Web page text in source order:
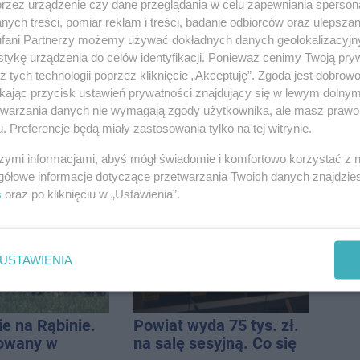
wakacje na
uczestników ruchu
wpadło w ręce policji.
Rekordzista miał 2,6
promila
w
- gdzie
nowych
Tour de Pologne. Tak 21
lat temu kolarze
startowali z
na Rąbinie.
w
Powiat wyda 75 tys. zł.
na salę sesyjną. Co się
urządzenie czy dane przeglądania w celu zapewniania
treści, pomiar reklam i treści, badanie odbiorców oraz
Partnerzy możemy używać dokładnych danych
urządzenia do celów identyfikacji. Ponieważ cenimy Twoją
tych technologii poprzez kliknięcie „Akceptuję”. Zgoda jest
przycisk ustawień prywatności znajdujący się w lewym
danych nie wymagają zgody użytkownika, ale masz
Preferencje będą miały zastosowania tylko na tej witrynie.
informacjami, abyś mógł świadomie i komfortowo korzystać z
informacje dotyczące przetwarzania Twoich danych
oraz po kliknięciu w „Ustawienia”.
USTAWIENIA